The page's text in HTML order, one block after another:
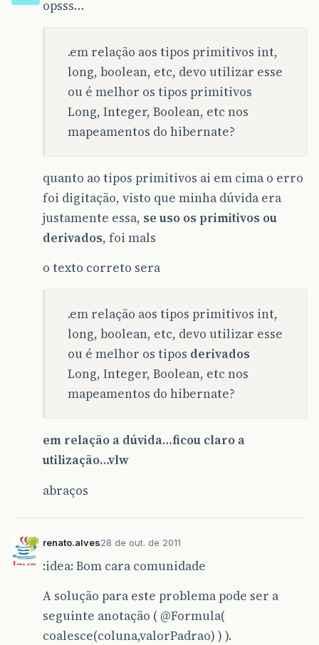
opsss…
.em relação aos tipos primitivos int,
long, boolean, etc, devo utilizar esse
ou é melhor os tipos primitivos
Long, Integer, Boolean, etc nos
mapeamentos do hibernate?
quanto ao tipos primitivos ai em cima o erro
foi digitação, visto que minha dúvida era
justamente essa, se uso os primitivos ou
derivados, foi mals
o texto correto sera
.em relação aos tipos primitivos int,
long, boolean, etc, devo utilizar esse
ou é melhor os tipos derivados
Long, Integer, Boolean, etc nos
mapeamentos do hibernate?
em relação a dúvida…ficou claro a
utilização…vlw
abraços
renato.alves28 de out. de 2011
:idea: Bom cara comunidade
A solução para este problema pode ser a
seguinte anotação ( @Formula(
coalesce(coluna,valorPadrao) ) ).